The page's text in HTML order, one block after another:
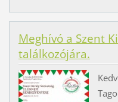
Meghívó a Szent
találkozójára.